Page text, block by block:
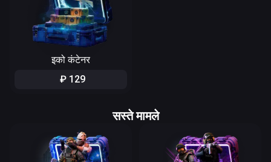
इको कंटेनर
₽ 129
सस्ते मामले